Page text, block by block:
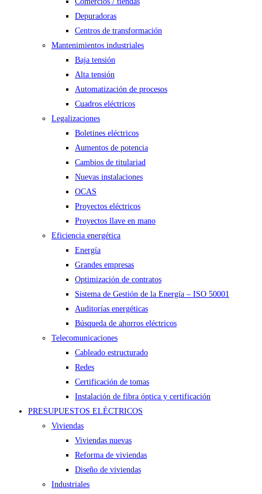
Depuradoras
Centros de transformación
Mantenimientos industriales
Baja tensión
Alta tensión
Automatización de procesos
Cuadros eléctricos
Legalizaciones
Boletines eléctricos
Aumentos de potencia
Cambios de titulariad
Nuevas instalaciones
OCAS
Proyectos eléctricos
Proyectos llave en mano
Eficiencia energética
Energía
Grandes empresas
Optimización de contratos
Sistema de Gestión de la Energía – ISO 50001
Auditorías energéticas
Búsqueda de ahorros eléctricos
Telecomunicaciones
Cableado estructurado
Redes
Certificación de tomas
Instalación de fibra óptica y certificación
PRESUPUESTOS ELÉCTRICOS
Viviendas
Viviendas nuevas
Reforma de viviendas
Diseño de viviendas
Industriales